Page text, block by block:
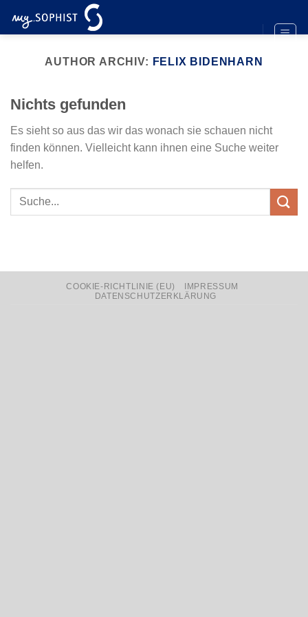
Inhalt
AUTHOR ARCHIV: FELIX BIDENHARN
Nichts gefunden
Es sieht so aus das wir das wonach sie schauen nicht
finden können. Vielleicht kann ihnen eine Suche weiter
helfen.
COOKIE-RICHTLINIE (EU)
IMPRESSUM
DATENSCHUTZERKLÄRUNG